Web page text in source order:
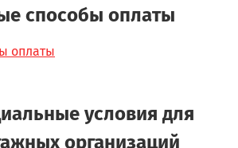
способы оплаты
оплаты
условия для
организаций